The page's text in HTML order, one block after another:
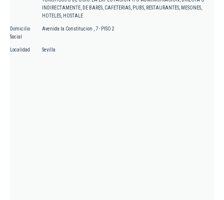
INDIRECTAMENTE, DE BARES, CAFETERIAS, PUBS, RESTAURANTES, MESONES,
HOTELES, HOSTALE
Domicilio
Social
Avenida la Constitucion , 7 - PISO 2
Localidad Sevilla